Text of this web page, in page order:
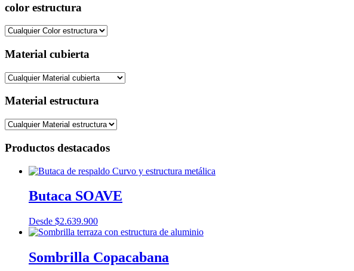
color estructura
Material cubierta
Material estructura
Productos destacados
Butaca SOAVE
Desde $2.639.900
Sombrilla Copacabana